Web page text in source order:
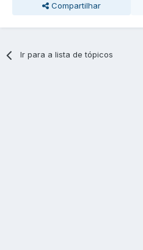
Compartilhar
Ir para a lista de tópicos